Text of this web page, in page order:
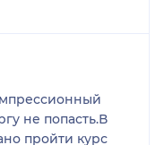
не попасть.В
пройти курс